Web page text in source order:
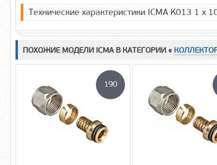
Технические характеристики ICMA K013 1
ПОХОЖИЕ МОДЕЛИ ICMA В КАТЕГОРИИ «
190